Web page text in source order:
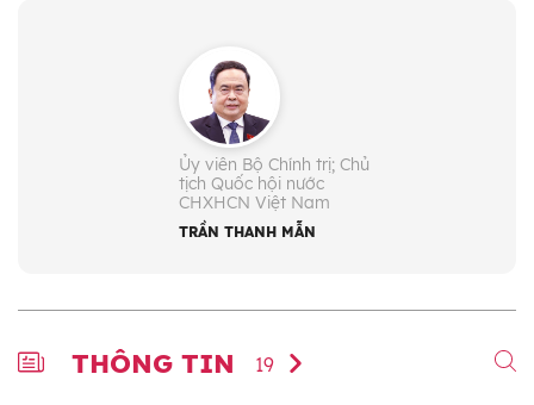
Ủy viên Bộ Chính trị; Chủ
tịch Quốc hội nước
CHXHCN Việt Nam
TRẦN THANH MẪN
THÔNG TIN 19